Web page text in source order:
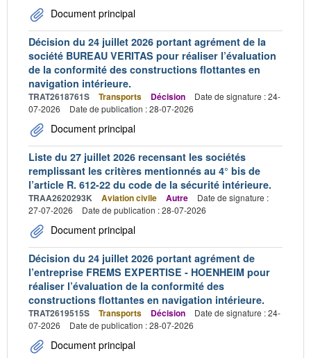
Document principal
Décision du 24 juillet 2026 portant agrément de la
société BUREAU VERITAS pour réaliser l’évaluation
de la conformité des constructions flottantes en
navigation intérieure.
TRAT2618761S Transports Décision
Date de signature : 24-
07-2026
Date de publication : 28-07-2026
Document principal
Liste du 27 juillet 2026 recensant les sociétés
remplissant les critères mentionnés au 4° bis de
l’article R. 612-22 du code de la sécurité intérieure.
TRAA2620293K Aviation civile Autre
Date de signature :
27-07-2026
Date de publication : 28-07-2026
Document principal
Décision du 24 juillet 2026 portant agrément de
l’entreprise FREMS EXPERTISE - HOENHEIM pour
réaliser l’évaluation de la conformité des
constructions flottantes en navigation intérieure.
TRAT2619515S Transports Décision
Date de signature : 24-
07-2026
Date de publication : 28-07-2026
Document principal